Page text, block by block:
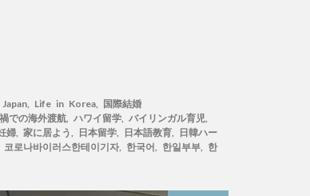
, Life in Korea,
国際結婚
での海外渡航, ハワイ留学, バイリンガル育児
婦 家に居よう 日本留学 日本語教育
日韓ハー
코로나바이러스한테이기자 한국어 한일부부
한